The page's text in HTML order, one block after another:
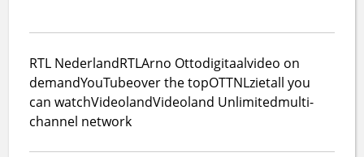
RTL NederlandRTLArno Ottodigitaalvideo on
demandYouTubeover the topOTTNLzietall you
can watchVideolandVideoland Unlimitedmulti-
channel network